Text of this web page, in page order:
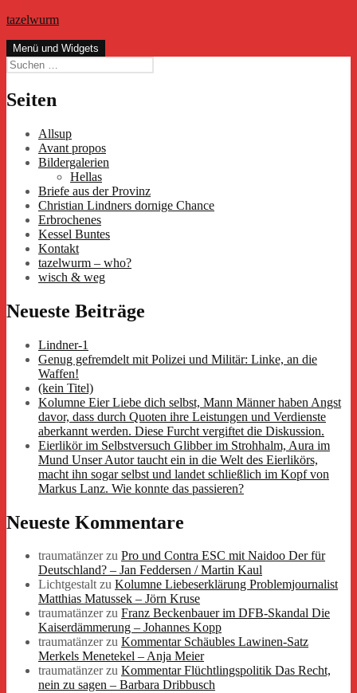
Zum
springen
tazelwurm
Menü und Widgets
Suchen
nach:
Seiten
Allsup
Avant propos
Bildergalerien
Hellas
Briefe aus der Provinz
Christian Lindners dornige Chance
Erbrochenes
Kessel Buntes
Kontakt
tazelwurm – who?
wisch & weg
Neueste Beiträge
Lindner-1
Genug gefremdelt mit Polizei und Militär: Linke, an die
Waffen!
(kein Titel)
Kolumne Eier Liebe dich selbst, Mann Männer haben Angst
davor, dass durch Quoten ihre Leistungen und Verdienste
aberkannt werden. Diese Furcht vergiftet die Diskussion.
Eierlikör im Selbstversuch Glibber im Strohhalm, Aura im
Mund Unser Autor taucht ein in die Welt des Eierlikörs,
macht ihn sogar selbst und landet schließlich im Kopf von
Markus Lanz. Wie konnte das passieren?
Neueste Kommentare
traumatänzerzu Pro und Contra ESC mit Naidoo Der für
Deutschland? – Jan Feddersen / Martin Kaul
Lichtgestaltzu Kolumne Liebeserklärung Problemjournalist
Matthias Matussek – Jörn Kruse
traumatänzerzu Franz Beckenbauer im DFB-Skandal Die
Kaiserdämmerung – Johannes Kopp
traumatänzerzu Kommentar Schäubles Lawinen-Satz
Merkels Menetekel – Anja Meier
traumatänzerzu Kommentar Flüchtlingspolitik Das Recht,
nein zu sagen – Barbara Dribbusch